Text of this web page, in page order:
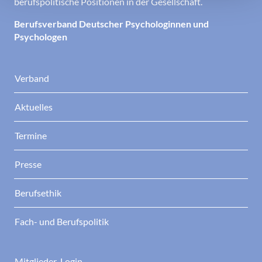
Berufsverband Deutscher Psychologinnen und
Psychologen
Verband
Aktuelles
Termine
Presse
Berufsethik
Fach- und Berufspolitik